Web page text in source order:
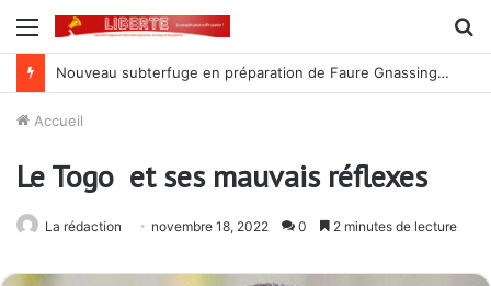
Menu
Nouveau subterfuge en préparation de Faure Gnassingbé pour ne jamais partir ; les Togolais disent non et sont vent debout
Accueil
Le Togo et ses mauvais réflexes
La rédaction novembre 18, 2022 0 2 minutes de lecture